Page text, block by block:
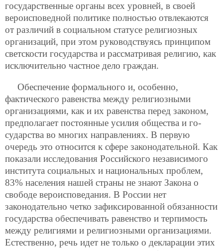
государственные органы всех уровней, в своей
вероисповедной политике полностью отвлекаются
от различий в социальном статусе религиозных
организаций, при этом руководствуясь принципом
светскости государства и рассматривая религию, как
исключительно частное дело граждан.
Обеспечение формального и, особенно,
фактического равенства между религиозными
организациями, как и их равенства перед законом,
предполагает постоянные усилия общества и го-
сударства во многих направлениях. В первую
очередь это относится к сфере законодательной. Как
показали исследования Российского независимого
института социальных и национальных проблем,
83% населения нашей страны не знают Закона о
свободе вероисповедания. В России нет
законодательно четко зафиксированной обязанности
государства обеспечивать равенство и терпимость
между религиями и религиозными организациями.
Естественно, речь идет не только о декларации этих